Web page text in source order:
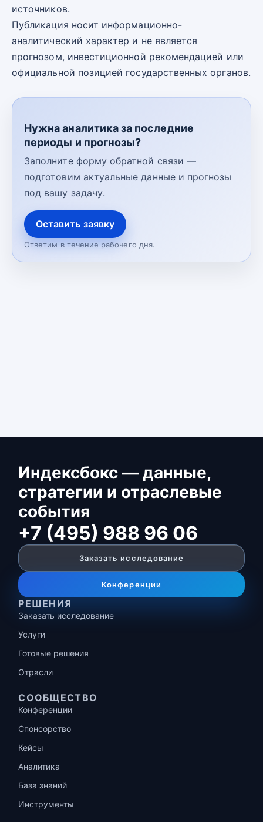
источников.
Публикация носит информационно-
аналитический характер и не является
прогнозом, инвестиционной рекомендацией или
официальной позицией государственных органов.
Нужна аналитика за последние
периоды и прогнозы?
Заполните форму обратной связи —
подготовим актуальные данные и прогнозы
под вашу задачу.
Оставить заявку
Ответим в течение рабочего дня.
Индексбокс — данные,
стратегии и отраслевые
события
+7 (495) 988 96 06
Заказать исследование
Конференции
РЕШЕНИЯ
Заказать исследование
Услуги
Готовые решения
Отрасли
СООБЩЕСТВО
Конференции
Спонсорство
Кейсы
Аналитика
База знаний
Инструменты